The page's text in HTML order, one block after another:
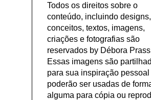
Todos os direitos sobre o
conteúdo, incluindo designs,
conceitos, textos, imagens,
criações e fotografias são
reservados by Débora
Essas imagens são
para sua inspiração pessoal
poderão ser usadas de
alguma para cópia ou